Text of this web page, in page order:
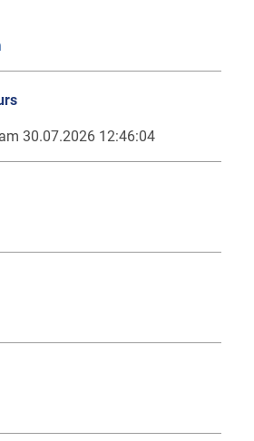
30.07.2026 12:46:04